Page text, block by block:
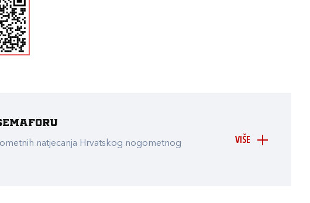
VIŠE
natjecanja Hrvatskog nogometnog